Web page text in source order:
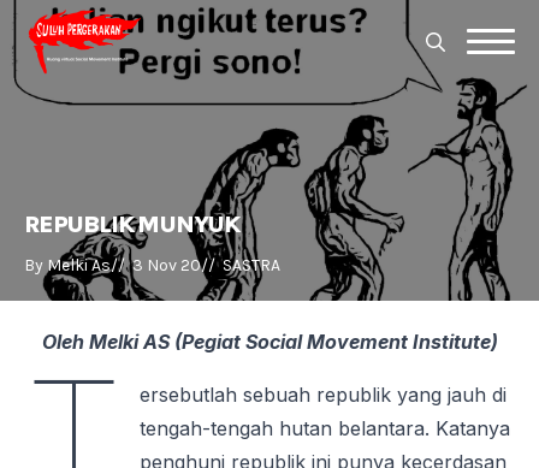
Search
for:
REPUBLIK MUNYUK
By Melki As// 3 Nov 20// SASTRA
Oleh Melki AS (Pegiat Social Movement Institute)
ersebutlah sebuah republik yang jauh di
tengah-tengah hutan belantara. Katanya
penghuni republik ini punya kecerdasan